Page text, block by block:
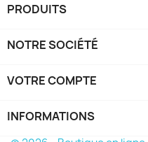
PRODUITS
NOTRE SOCIÉTÉ
VOTRE COMPTE
INFORMATIONS